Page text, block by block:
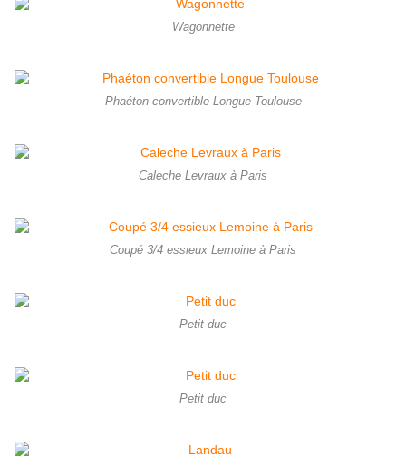
Wagonnette
Phaéton convertible Longue Toulouse
Caleche Levraux à Paris
Coupé 3/4 essieux Lemoine à Paris
Petit duc
Petit duc